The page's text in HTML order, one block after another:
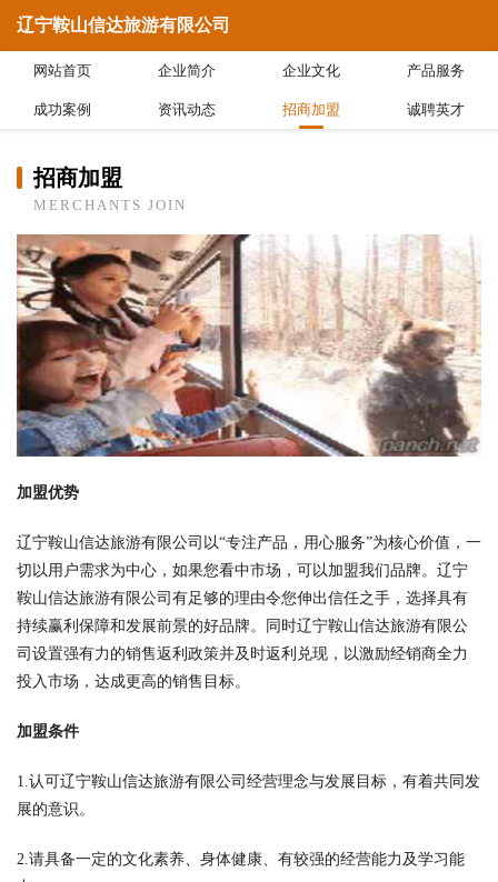
辽宁鞍山信达旅游有限公司
网站首页 企业简介 企业文化 产品服务
成功案例 资讯动态 招商加盟 诚聘英才
招商加盟
MERCHANTS JOIN
加盟优势
辽宁鞍山信达旅游有限公司以“专注产品，用心服务”为核心价值，一
切以用户需求为中心，如果您看中市场，可以加盟我们品牌。辽宁
鞍山信达旅游有限公司有足够的理由令您伸出信任之手，选择具有
持续赢利保障和发展前景的好品牌。同时辽宁鞍山信达旅游有限公
司设置强有力的销售返利政策并及时返利兑现，以激励经销商全力
投入市场，达成更高的销售目标。
加盟条件
1.认可辽宁鞍山信达旅游有限公司经营理念与发展目标，有着共同发
展的意识。
2.请具备一定的文化素养、身体健康、有较强的经营能力及学习能